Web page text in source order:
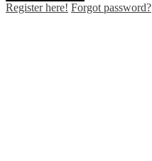
Register here! Forgot password?